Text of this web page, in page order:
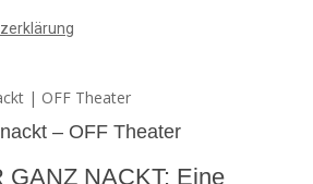
– OFF Theater
GANZ NACKT: Eine